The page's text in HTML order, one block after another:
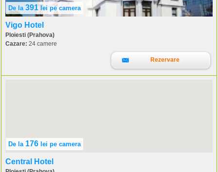
De la 391 lei pe camera
Vigo Hotel
Ploiesti (Prahova)
Cazare: 24 camere
Rezervare
De la 176 lei pe camera
Central Hotel